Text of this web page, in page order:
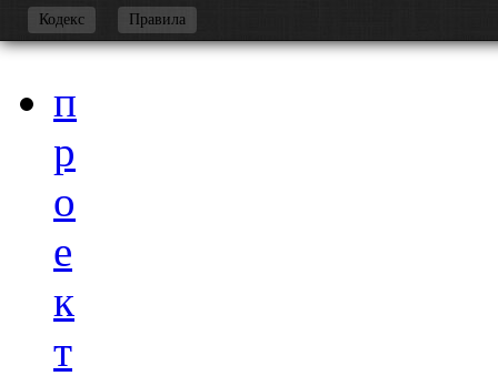
Кодекс Правила
-
п
р
о
е
к
т